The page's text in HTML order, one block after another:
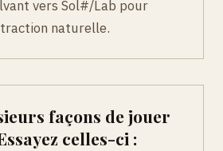
vers Sol#/Lab pour
naturelle.
façons de jouer
celles-ci :